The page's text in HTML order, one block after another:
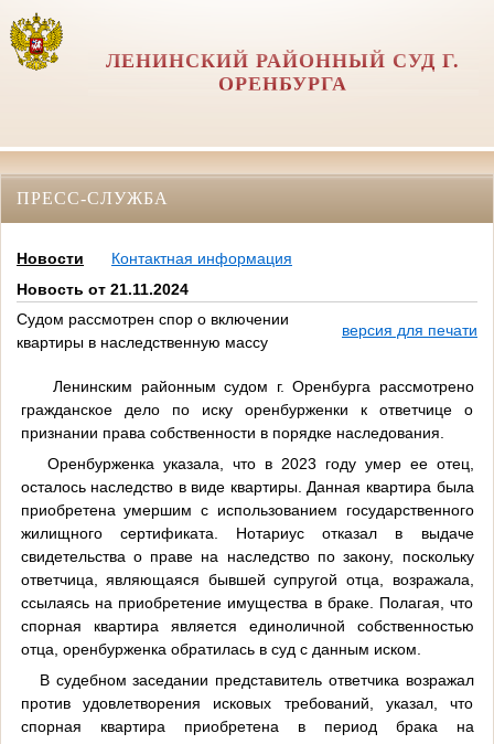
ЛЕНИНСКИЙ РАЙОННЫЙ СУД Г.
ОРЕНБУРГА
ПРЕСС-СЛУЖБА
Новости
Контактная информация
Новость от 21.11.2024
Судом рассмотрен спор о включении
квартиры в наследственную массу
версия для печати
Ленинским районным судом г. Оренбурга рассмотрено
гражданское дело по иску оренбурженки к ответчице о
признании права собственности в порядке наследования.
Оренбурженка указала, что в 2023 году умер ее отец,
осталось наследство в виде квартиры. Данная квартира была
приобретена умершим с использованием государственного
жилищного сертификата. Нотариус отказал в выдаче
свидетельства о праве на наследство по закону, поскольку
ответчица, являющаяся бывшей супругой отца, возражала,
ссылаясь на приобретение имущества в браке. Полагая, что
спорная квартира является единоличной собственностью
отца, оренбурженка обратилась в суд с данным иском.
В судебном заседании представитель ответчика возражал
против удовлетворения исковых требований, указал, что
спорная квартира приобретена в период брака на